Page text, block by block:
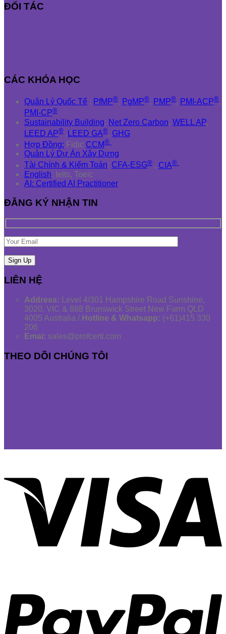
ĐỐI TÁC
CÁC KHÓA HỌC
Quản Lý Quốc Tế : PfMP®, PgMP®, PMP®, PMI-ACP®,
PMI-CP®
Sustainability Building: Net Zero Carbon, WELL AP,
LEED AP® , LEED GA®, GHG
Hợp Đồng: Fidic CCM®
Quản Lý Dự Án Xây Dựng
Tài Chính & Kiểm Toán: CFA-ESG® , CIA®
English: Ielts, Toeic
AI: Certified AI Practitioner
ĐĂNG KÝ NHẬN TIN
LIÊN HỆ
Address: Level 4/301 Hampshire Road Sunshine,
3020, VIC & 888 Brunswick Street New Farm QLD
4005 Australia / Hotline & Whatsapp: (+61)415 330
206
Emai: sales@profcerti.com
THEO DÕI CHÚNG TÔI